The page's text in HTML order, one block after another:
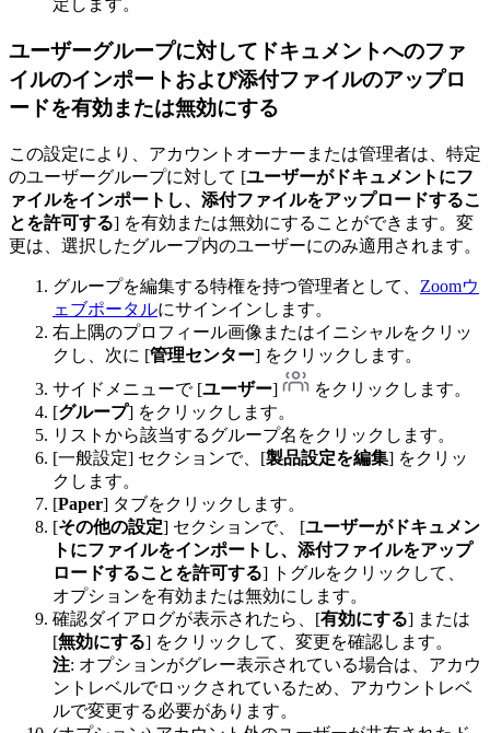
定します。
ユーザーグループに対してドキュメントへのファ
イルのインポートおよび添付ファイルのアップロ
ードを有効または無効にする
この設定により、アカウントオーナーまたは管理者は、特定
のユーザーグループに対して [ユーザーがドキュメントにフ
ァイルをインポートし、添付ファイルをアップロードするこ
とを許可する] を有効または無効にすることができます。変
更は、選択したグループ内のユーザーにのみ適用されます。
グループを編集する特権を持つ管理者として、 Zoomウ
ェブポータルにサインインします。
右上隅のプロフィール画像またはイニシャルをクリッ
クし、次に [管理センター] をクリックします。
サイドメニューで [ユーザー]
をクリックします。
[グループ] をクリックします。
リストから該当するグループ名をクリックします。
[一般設定] セクションで、[製品設定を編集] をクリッ
クします。
[Paper] タブをクリックします。
[その他の設定] セクションで、 [ユーザーがドキュメン
トにファイルをインポートし、添付ファイルをアップ
ロードすることを許可する] トグルをクリックして、
オプションを有効または無効にします。
確認ダイアログが表示されたら、[有効にする] または
[無効にする] をクリックして、変更を確認します。
注: オプションがグレー表示されている場合は、アカウ
ントレベルでロックされているため、アカウントレベ
ルで変更する必要があります。